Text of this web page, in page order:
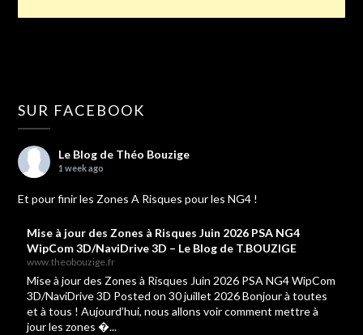
SUR FACEBOOK
Le Blog de Théo Bouzige
1 week ago
Et pour finir les Zones A Risques pour les NG4 !
Mise à jour des Zones à Risques Juin 2026 PSA NG4
WipCom 3D/NaviDrive 3D – Le Blog de T.BOUZIGE
www.theobouzige.fr
Mise à jour des Zones à Risques Juin 2026 PSA NG4 WipCom
3D/NaviDrive 3D Posted on 30 juillet 2026 Bonjour à toutes
et à tous ! Aujourd’hui, nous allons voir comment mettre à
jour les zones �...